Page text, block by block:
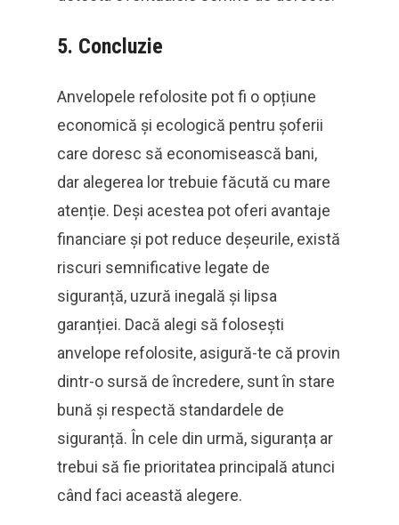
5. Concluzie
Anvelopele refolosite pot fi o opțiune
economică și ecologică pentru șoferii
care doresc să economisească bani,
dar alegerea lor trebuie făcută cu mare
atenție. Deși acestea pot oferi avantaje
financiare și pot reduce deșeurile, există
riscuri semnificative legate de
siguranță, uzură inegală și lipsa
garanției. Dacă alegi să folosești
anvelope refolosite, asigură-te că provin
dintr-o sursă de încredere, sunt în stare
bună și respectă standardele de
siguranță. În cele din urmă, siguranța ar
trebui să fie prioritatea principală atunci
când faci această alegere.